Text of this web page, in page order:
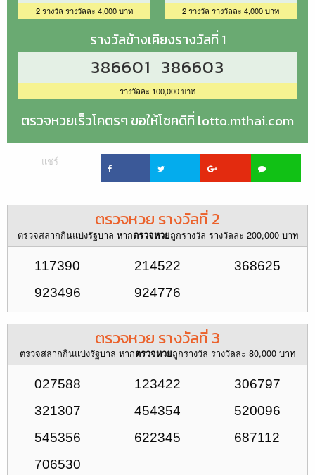
2 รางวัล รางวัลละ 4,000 บาท 2 รางวัล รางวัลละ 4,000 บาท
รางวัลข้างเคียงรางวัลที่ 1
386601 386603
รางวัลละ 100,000 บาท
ตรวจหวยเร็วโคตรๆ ขอให้โชคดีที่ lotto.mthai.com
แชร์
ตรวจหวย รางวัลที่ 2
ตรวจสลากกินแบ่งรัฐบาล หากตรวจหวยถูกรางวัล รางวัลละ 200,000 บาท
117390 214522
368625
923496
924776
ตรวจหวย รางวัลที่ 3
ตรวจสลากกินแบ่งรัฐบาล หากตรวจหวยถูกรางวัล รางวัลละ 80,000 บาท
027588 123422
306797
321307
454354
520096
545356
622345
687112
706530